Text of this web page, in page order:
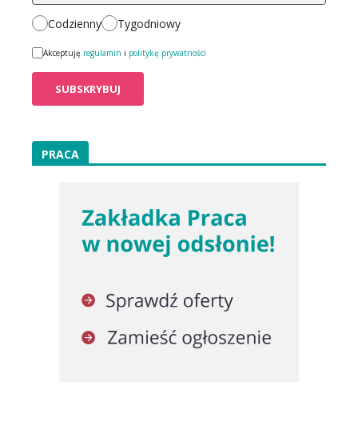
Codzienny Tygodniowy
Akceptuję regulamin i politykę prywatności
PRACA